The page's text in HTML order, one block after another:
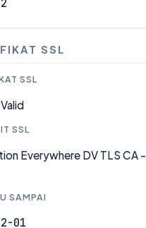
SSL
SSL
SSL
Everywhere DV TLS CA -
SAMPAI
01